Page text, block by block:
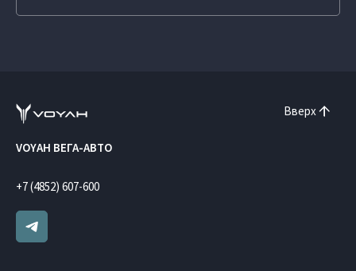
Вверх
VOYAH ВЕГА-АВТО
+7 (4852) 607-600